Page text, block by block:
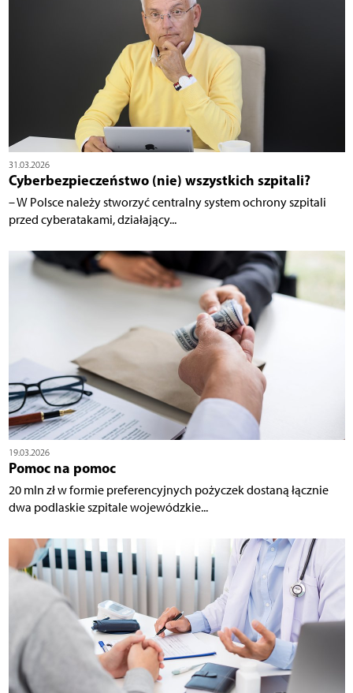
31.03.2026
Cyberbezpieczeństwo (nie) wszystkich szpitali?
– W Polsce należy stworzyć centralny system ochrony szpitali
przed cyberatakami, działający...
19.03.2026
Pomoc na pomoc
20 mln zł w formie preferencyjnych pożyczek dostaną łącznie
dwa podlaskie szpitale wojewódzkie...